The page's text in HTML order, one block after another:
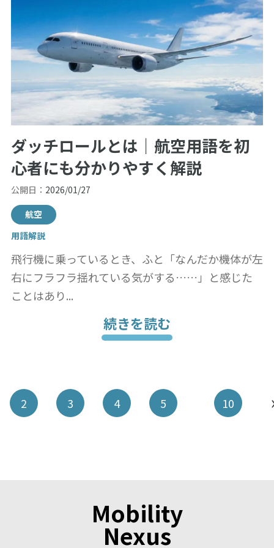
ダッチロールとは｜航空用語を初
心者にも分かりやすく解説
公開日： 2026/01/27
航空
用語解説
飛行機に乗っているとき、ふと「なんだか機体が左
右にフラフラ揺れている気がする……」と感じた
ことはあり...
続きを読む
2 3 4 5 10
Mobility
Nexus